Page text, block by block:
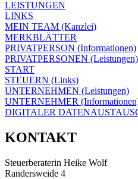
LEISTUNGEN
LINKS
MEIN TEAM (Kanzlei)
MERKBLÄTTER
PRIVATPERSON (Informationen)
PRIVATPERSONEN (Leistungen)
START
STEUERN (Links)
UNTERNEHMEN (Leistungen)
UNTERNEHMER
DIGITALER
KONTAKT
Steuerberaterin Heike Wolf
Randersweide 4